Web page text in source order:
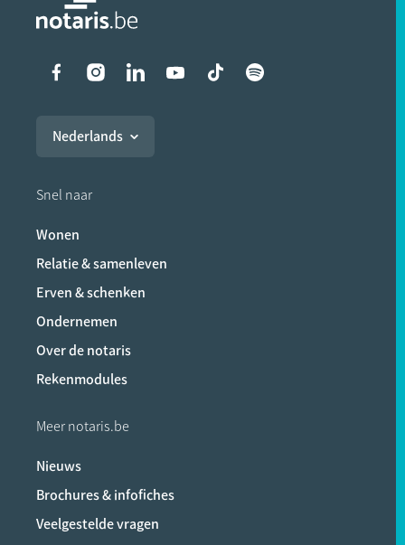
Liens vers les réseaux
Nederlands
Snel naar
Wonen
Relatie & samenleven
Erven & schenken
Ondernemen
Over de notaris
Rekenmodules
Meer notaris.be
Nieuws
Brochures & infofiches
Veelgestelde vragen